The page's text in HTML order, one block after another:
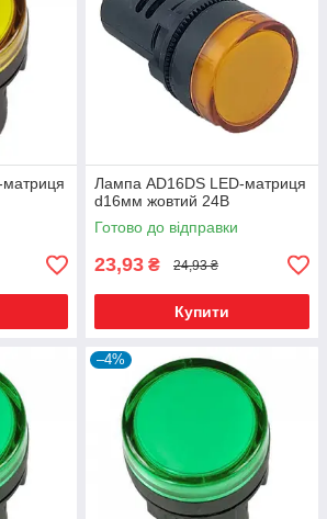
Лампа AD16DS LED-матриця
d16мм жовтий 24В
Готово до відправки
23,93 ₴ 24,93 ₴
Купити
–4%